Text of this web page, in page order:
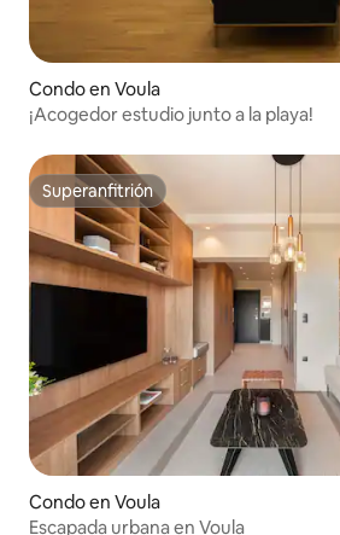
Condo en Voula
¡Acogedor estudio junto a la playa!
Superanfitrión
Superanfitrión
Condo en Voula
Escapada urbana en Voula